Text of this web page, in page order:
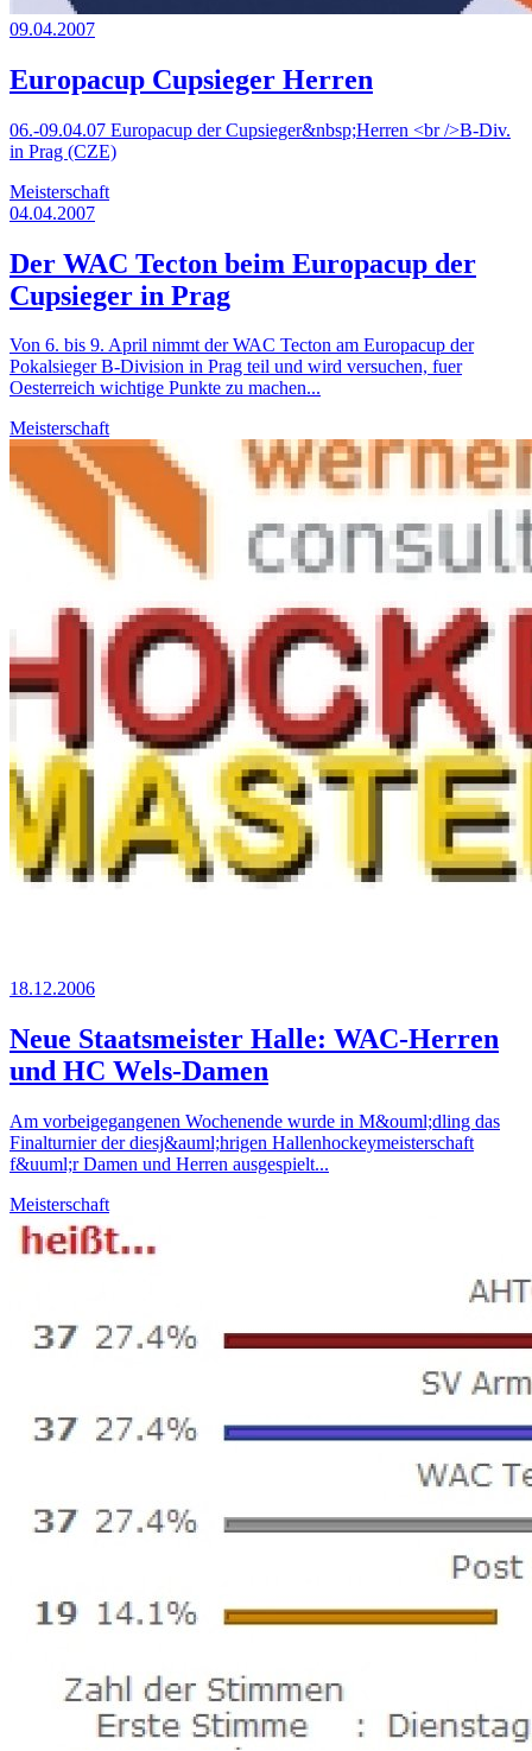
09.04.2007
Europacup Cupsieger Herren
06.-09.04.07 Europacup der Cupsieger&nbsp;Herren <br />B-Div.
in Prag (CZE)
Meisterschaft
04.04.2007
Der WAC Tecton beim Europacup der
Cupsieger in Prag
Von 6. bis 9. April nimmt der WAC Tecton am Europacup der
Pokalsieger B-Division in Prag teil und wird versuchen, fuer
Oesterreich wichtige Punkte zu machen...
Meisterschaft
18.12.2006
Neue Staatsmeister Halle: WAC-Herren
und HC Wels-Damen
Am vorbeigegangenen Wochenende wurde in M&ouml;dling das
Finalturnier der diesj&auml;hrigen Hallenhockeymeisterschaft
f&uuml;r Damen und Herren ausgespielt...
Meisterschaft